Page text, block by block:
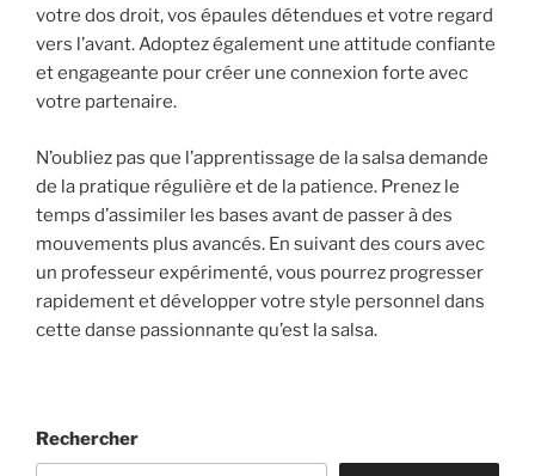
votre dos droit, vos épaules détendues et votre regard
vers l’avant. Adoptez également une attitude confiante
et engageante pour créer une connexion forte avec
votre partenaire.
N’oubliez pas que l’apprentissage de la salsa demande
de la pratique régulière et de la patience. Prenez le
temps d’assimiler les bases avant de passer à des
mouvements plus avancés. En suivant des cours avec
un professeur expérimenté, vous pourrez progresser
rapidement et développer votre style personnel dans
cette danse passionnante qu’est la salsa.
Rechercher